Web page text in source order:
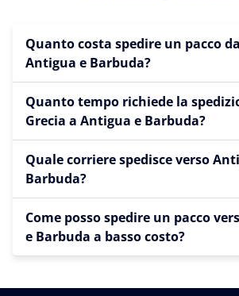
Quanto costa spedire un pacco
Antigua e Barbuda?
Quanto tempo richiede la
Grecia a Antigua e Barbuda?
Quale corriere spedisce verso
Barbuda?
Come posso spedire un pacco
e Barbuda a basso costo?